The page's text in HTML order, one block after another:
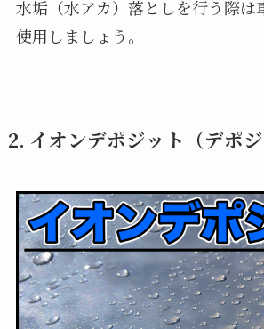
水垢（水アカ）落としを行う際は
使用しましょう。
2. イオンデポジット（デポ